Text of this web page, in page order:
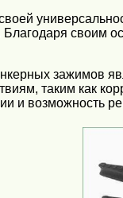
своим
зажимов
таким как
и возможность